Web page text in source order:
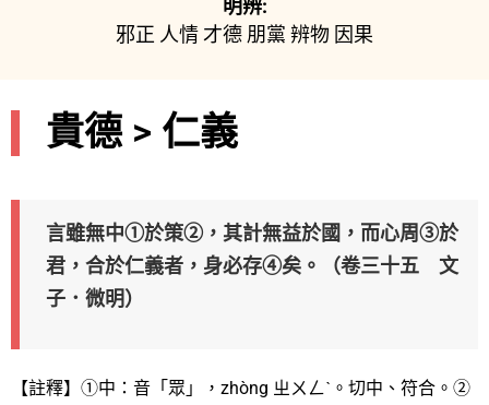
明辨:
邪正 人情才德 朋黨 辨物 因果
貴德 > 仁義
言雖無中①於策②，其計無益於國，而心周③於
君，合於仁義者，身必存④矣。（卷三十五 文
子．微明）
【註釋】①中：音「眾」，zhòng ㄓㄨㄥˋ。切中、符合。②